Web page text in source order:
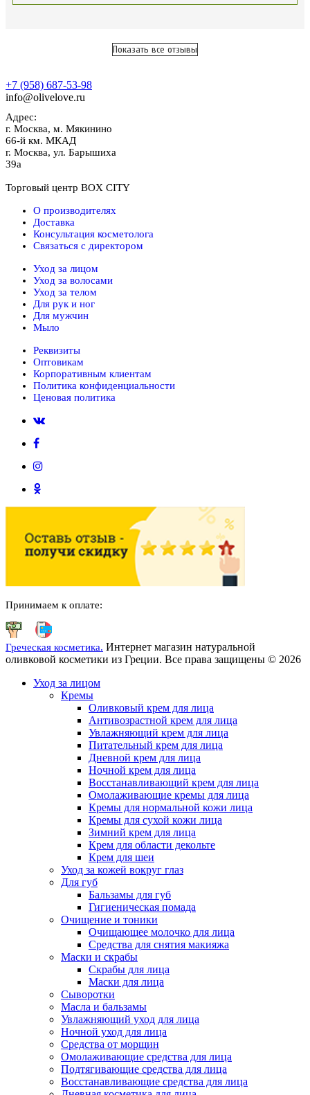
Показать все отзывы
+7 (958) 687-53-98
info@olivelove.ru
Адрес:
г. Москва, м. Мякинино
66-й км. МКАД
г. Москва, ул. Барышиха
39а
Торговый центр BOX CITY
О производителях
Доставка
Консультация косметолога
Связаться с директором
Уход за лицом
Уход за волосами
Уход за телом
Для рук и ног
Для мужчин
Мыло
Реквизиты
Оптовикам
Корпоративным клиентам
Политика конфиденциальности
Ценовая политика
Принимаем к оплате:
Греческая косметика. Интернет магазин натуральной
оливковой косметики из Греции. Все права защищены © 2026
Уход за лицом
Кремы
Оливковый крем для лица
Антивозрастной крем для лица
Увлажняющий крем для лица
Питательный крем для лица
Дневной крем для лица
Ночной крем для лица
Восстанавливающий крем для лица
Омолаживающие кремы для лица
Кремы для нормальной кожи лица
Кремы для сухой кожи лица
Зимний крем для лица
Крем для области декольте
Крем для шеи
Уход за кожей вокруг глаз
Для губ
Бальзамы для губ
Гигиеническая помада
Очищение и тоники
Очищающее молочко для лица
Средства для снятия макияжа
Маски и скрабы
Скрабы для лица
Маски для лица
Сыворотки
Масла и бальзамы
Увлажняющий уход для лица
Ночной уход для лица
Средства от морщин
Омолаживающие средства для лица
Подтягивающие средства для лица
Восстанавливающие средства для лица